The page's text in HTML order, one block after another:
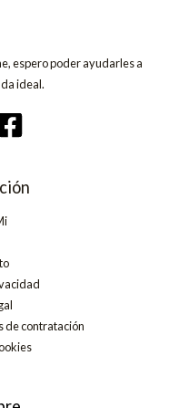
espero poder ayudarles a
ideal.
de contratación